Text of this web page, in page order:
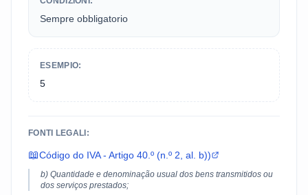
Sempre obbligatorio
ESEMPIO:
5
FONTI LEGALI:
📖Código do IVA - Artigo 40.º (n.º 2, al. b))
b) Quantidade e denominação usual dos bens transmitidos ou
dos serviços prestados;